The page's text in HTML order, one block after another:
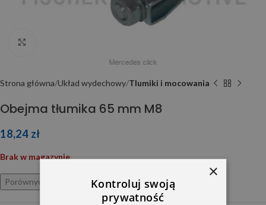
Strona główna Układ wydechowy Tlumiki i mocowania
Obejma tłumika 65 mm M8
18,24 zł
Brak w magazynie
Porównywarka Ulubione
×
Kontroluj swoją
prywatność